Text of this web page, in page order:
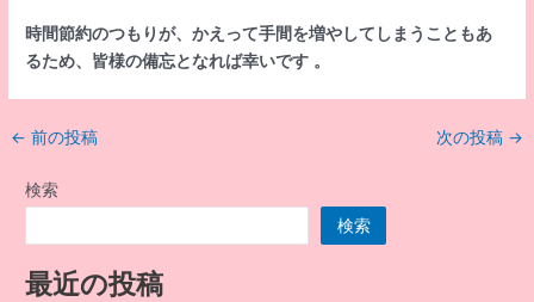
時間節約のつもりが、かえって手間を増やしてしまうこともあ
るため、皆様の備忘となれば幸いです 。
投
← 前の投稿 次の投稿 →
検索
検索
最近の投稿